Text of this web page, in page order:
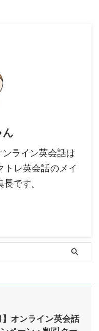
ん
ライン英会話は
トレ英会話のメイ
です。
オンライン英会話